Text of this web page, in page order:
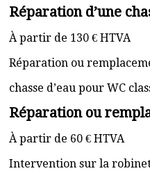
Réparation d’une
À partir de 130 € HTVA
Réparation ou
chasse d’eau pour WC
Réparation ou
À partir de 60 € HTVA
Intervention sur la